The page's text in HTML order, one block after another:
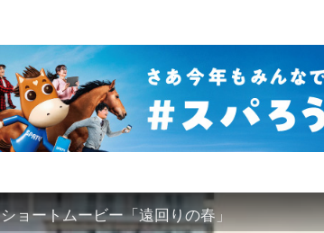
ショートムービー「遠回りの春」